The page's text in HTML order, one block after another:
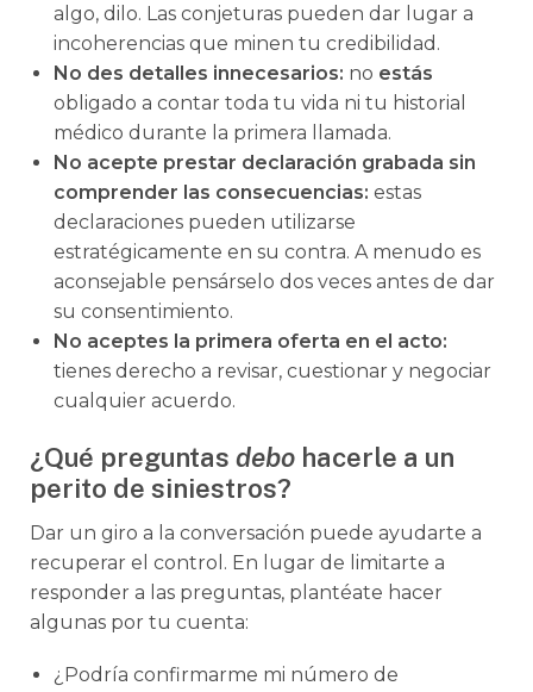
algo, dilo. Las conjeturas pueden dar lugar a
incoherencias que minen tu credibilidad.
No des detalles innecesarios: no estás
obligado a contar toda tu vida ni tu historial
médico durante la primera llamada.
No acepte prestar declaración grabada sin
comprender las consecuencias: estas
declaraciones pueden utilizarse
estratégicamente en su contra. A menudo es
aconsejable pensárselo dos veces antes de dar
su consentimiento.
No aceptes la primera oferta en el acto:
tienes derecho a revisar, cuestionar y negociar
cualquier acuerdo.
¿Qué preguntas debo hacerle a un
perito de siniestros?
Dar un giro a la conversación puede ayudarte a
recuperar el control. En lugar de limitarte a
responder a las preguntas, plantéate hacer
algunas por tu cuenta:
¿Podría confirmarme mi número de